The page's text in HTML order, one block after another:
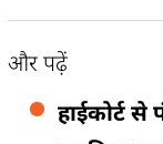
और पढ़ें
हाईकोर्ट